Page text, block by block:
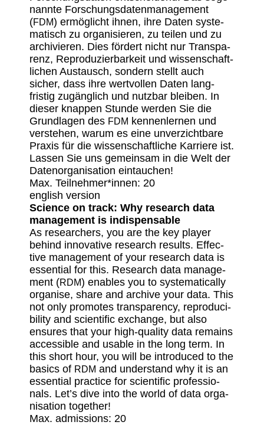
nannte Forschungs­da­ten­ma­nage­ment
(FDM) ermög­licht ihnen, ihre Daten syste­
ma­tisch zu orga­ni­sieren, zu teilen und zu
archi­vieren. Dies fördert nicht nur Trans­pa­
renz, Repro­du­zier­bar­keit und wissen­schaft­
li­chen Austausch, sondern stellt auch
sicher, dass ihre wert­vollen Daten lang­
fristig zugäng­lich und nutzbar bleiben. In
dieser knappen Stunde werden Sie die
Grund­lagen des FDM kennen­lernen und
verstehen, warum es eine unver­zicht­bare
Praxis für die wissen­schaft­liche Karriere ist.
Lassen Sie uns gemeinsam in die Welt der
Daten­or­ga­ni­sa­tion eintauchen!
Max. Teilnehmer*innen: 20
english version
Science on track: Why rese­arch data
manage­ment is indispensable
As rese­ar­chers, you are the key player
behind inno­va­tive rese­arch results. Effec­
tive manage­ment of your rese­arch data is
essen­tial for this. Rese­arch data manage­
ment (RDM) enables you to syste­ma­ti­cally
orga­nise, share and archive your data. This
not only promotes trans­pa­rency, repro­du­ci­
bi­lity and scien­tific exch­ange, but also
ensures that your high-quality data remains
acces­sible and usable in the long term. In
this short hour, you will be intro­duced to the
basics of RDM and under­stand why it is an
essen­tial prac­tice for scien­tific profes­sio­
nals. Let’s dive into the world of data orga­
ni­sa­tion together!
Max. admis­sions: 20